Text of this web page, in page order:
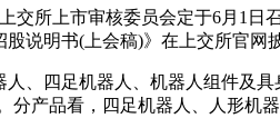
交所上市审核委员会定于6月1
说明书(上会稿)》在上交所官网
、四足机器人、机器人组件及
产品看，四足机器人、人形机